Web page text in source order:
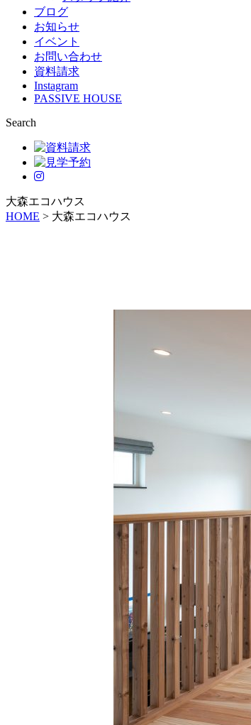
ブログ
お知らせ
イベント
お問い合わせ
資料請求
Instagram
PASSIVE HOUSE
Search
大森エコハウス
HOME > 大森エコハウス